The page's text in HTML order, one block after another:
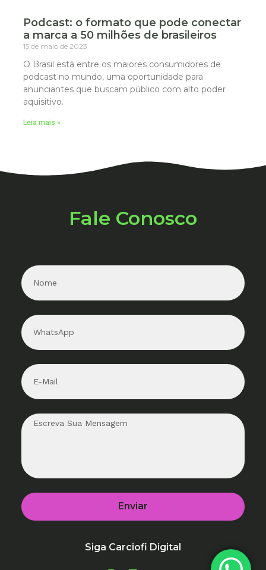
Podcast: o formato que pode conectar
a marca a 50 milhões de brasileiros
15 de maio de 2023
O Brasil está entre os maiores consumidores de
podcast no mundo, uma oportunidade para
anunciantes que buscam público com alto poder
aquisitivo.
Leia mais »
Fale Conosco
Enviar
Siga Carciofi Digital